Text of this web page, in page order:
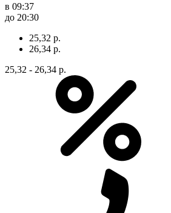
в 09:37
до 20:30
25,32 р.
26,34 р.
25,32 - 26,34 р.